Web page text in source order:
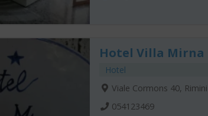
Hotel Villa Mirna
Hotel
Viale Cormons 40, Rimini
054123469